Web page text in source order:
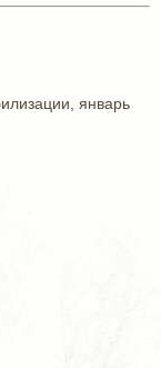
январь